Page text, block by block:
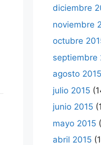
diciembre
noviembre
octubre
septiembre
agosto 2015
julio 2015
junio 2015
mayo 2015
abril 2015